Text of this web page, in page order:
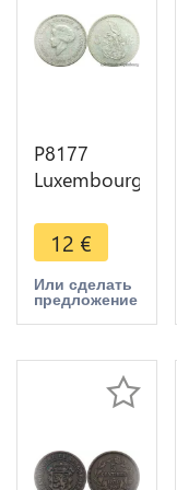
P8177
Luxembourg
Charlotte
Grande
Duchesse
1929 Silver
12 €
Или сделать
предложение